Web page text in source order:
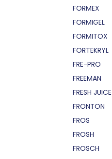
FORMEX
FORMIGEL
FORMITOX
FORTEKRYL
FRE-PRO
FREEMAN
FRESH JUICE
FRONTON
FROS
FROSH
FROSCH